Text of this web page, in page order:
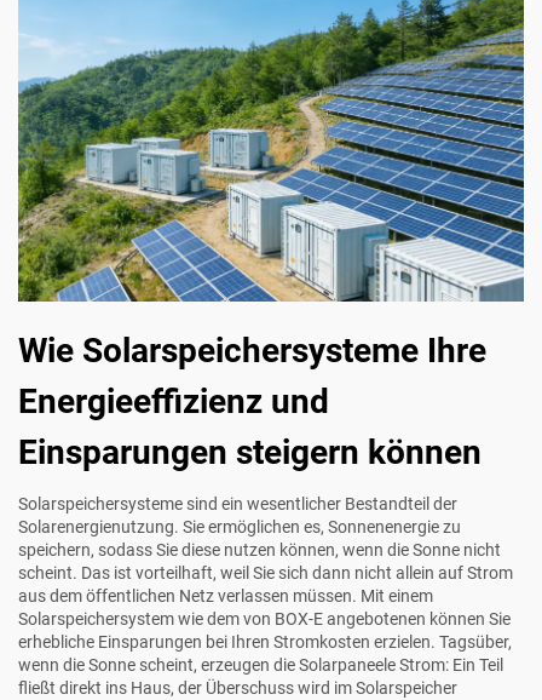
Wie Solarspeichersysteme Ihre
Energieeffizienz und
Einsparungen steigern können
Solarspeichersysteme sind ein wesentlicher Bestandteil der
Solarenergienutzung. Sie ermöglichen es, Sonnenenergie zu
speichern, sodass Sie diese nutzen können, wenn die Sonne nicht
scheint. Das ist vorteilhaft, weil Sie sich dann nicht allein auf Strom
aus dem öffentlichen Netz verlassen müssen. Mit einem
Solarspeichersystem wie dem von BOX-E angebotenen können Sie
erhebliche Einsparungen bei Ihren Stromkosten erzielen. Tagsüber,
wenn die Sonne scheint, erzeugen die Solarpaneele Strom: Ein Teil
fließt direkt ins Haus, der Überschuss wird im Solarspeicher